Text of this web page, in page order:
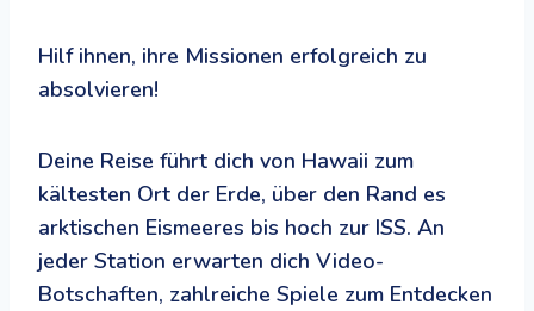
Hilf ihnen, ihre Missionen erfolgreich zu
absolvieren!
Deine Reise führt dich von Hawaii zum
kältesten Ort der Erde, über den Rand es
arktischen Eismeeres bis hoch zur ISS. An
jeder Station erwarten dich Video-
Botschaften, zahlreiche Spiele zum Entdecken